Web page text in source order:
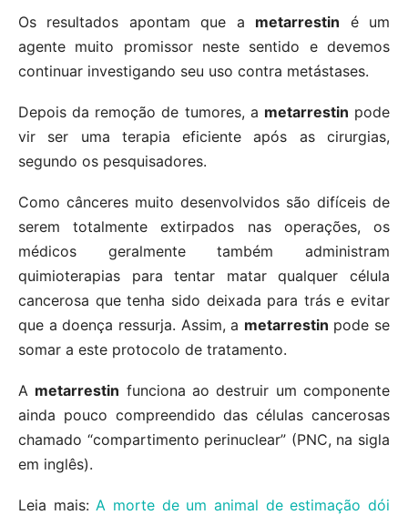
Os resultados apontam que a metarrestin é um
agente muito promissor neste sentido e devemos
continuar investigando seu uso contra metástases.
Depois da remoção de tumores, a metarrestin pode
vir ser uma terapia eficiente após as cirurgias,
segundo os pesquisadores.
Como cânceres muito desenvolvidos são difíceis de
serem totalmente extirpados nas operações, os
médicos geralmente também administram
quimioterapias para tentar matar qualquer célula
cancerosa que tenha sido deixada para trás e evitar
que a doença ressurja. Assim, a metarrestin pode se
somar a este protocolo de tratamento.
A metarrestin funciona ao destruir um componente
ainda pouco compreendido das células cancerosas
chamado “compartimento perinuclear” (PNC, na sigla
em inglês).
Leia mais:A morte de um animal de estimação dói